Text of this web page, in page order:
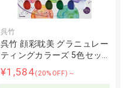
呉竹
呉竹 顔彩耽美 グラニュレー
ティングカラーズ 5色セッ…
¥1,584(20%OFF)～